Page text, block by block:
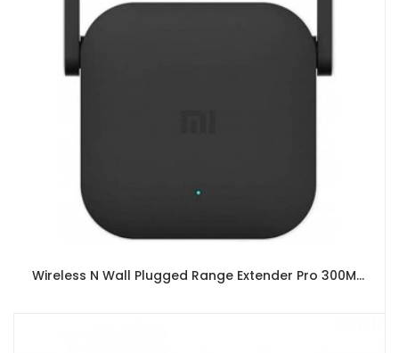
Wireless N Wall Plugged Range Extender Pro 300Mbps Xiaomi